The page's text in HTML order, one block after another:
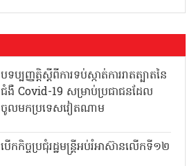
បទប្បញ្ញត្តិស្តីពីការទប់ស្កាត់ការរាតត្បាតនៃ
ជំងឺ Covid-19 សម្រាប់ប្រជាជនដែល
ចូលមកប្រទេសវៀតណាម
បើកកិច្ចប្រជុំរដ្ឋមន្ត្រីអប់រំអាស៊ានលើកទី១២